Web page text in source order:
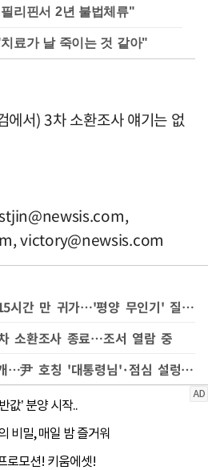
리핀서 2년 불법체류"
료가 날 죽이는 것 같아"
에서) 3차 소환조사 얘기는 없
,
,victory@newsis.com
윤석열, 특검 2차 조사 15시간 만 귀가…'평양 무인기' 질문에 침묵
소환조사 종료…조서 열람 중
내란특검, 오후 조사 재개…尹 호칭 '대통령님'·점심 설렁탕(종합2보)